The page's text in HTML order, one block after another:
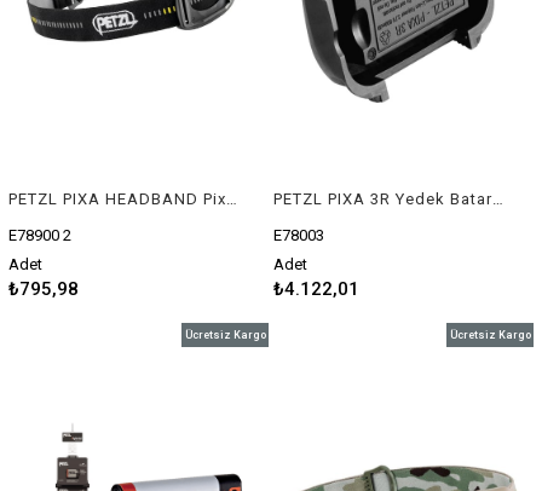
PETZL PIXA HEADBAND Pixa Serisi İçin Yedek Kafa Bandı
E78900 2
Adet
₺795,98
PETZL PIXA 3R Yedek Batarya
E78003
Adet
₺4.122,01
Ücretsiz Kargo Ücretsiz Kargo